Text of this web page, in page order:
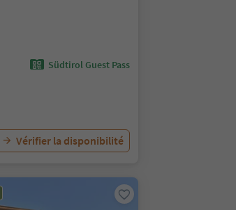
Südtirol Guest Pass
Vérifier la disponibilité